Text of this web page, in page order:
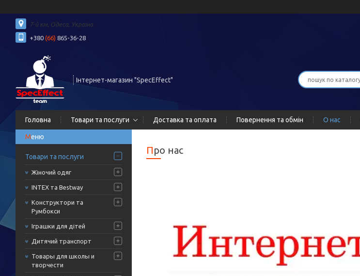
7-й км, Одеса, Україна
+380 (66) 865-36-28
Інтернет-магазин "SpecEffect"
Головна Товари та послуги Доставка та оплата Повернення та обмін О нас
Товари та послуги
Жіночий одяг
INTEX та Bestway
Конструктори та
Румбокси
Іграшки для дітей
Дитячий транспорт
Товары для школы и
творчести
Про нас